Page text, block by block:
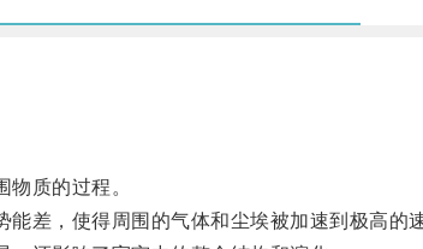
质的过程。
差，使得周围的气体和尘埃被加速到极高的速